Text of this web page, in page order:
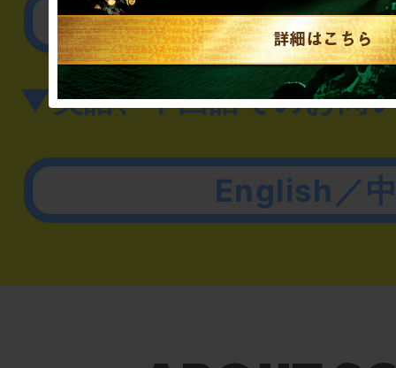
その他のご相談／
▼英語、中国語でのお問
English／